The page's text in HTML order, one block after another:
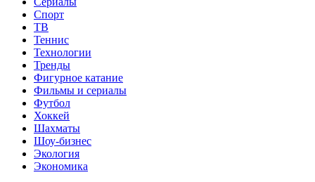
Спорт
ТВ
Теннис
Технологии
Тренды
Фигурное катание
Фильмы и сериалы
Футбол
Хоккей
Шахматы
Шоу-бизнес
Экология
Экономика